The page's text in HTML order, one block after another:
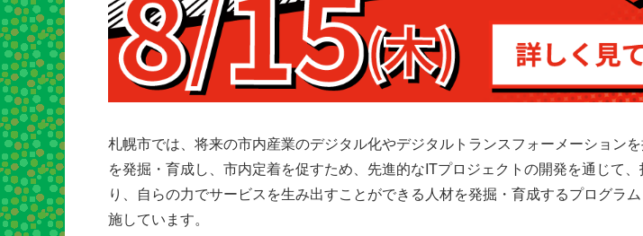
札幌市では、将来の市内産業のデジタル化やデジタルトランスフォーメーション
を発掘・育成し、市内定着を促すため、先進的なITプロジェクトの開発を通じて
り、自らの力でサービスを生み出すことができる人材を発掘・育成するプログラ
施しています。